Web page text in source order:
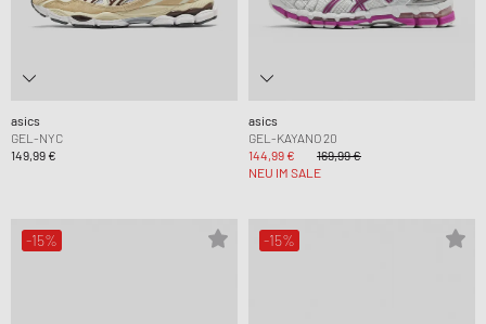
asics
GEL-NYC
149,99 €
asics
GEL-KAYANO 20
144,99 €
169,99 €
NEU IM SALE
-15% -15%